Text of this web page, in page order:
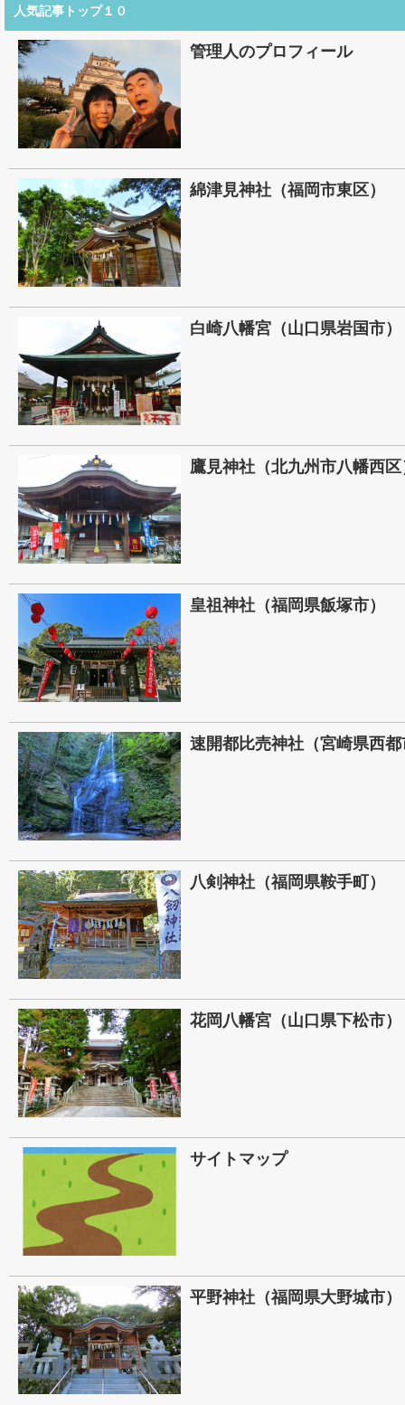
人気記事トップ１０
管理人のプロフィール
綿津見神社（福岡市東区）
白崎八幡宮（山口県岩国市）
鷹見神社（北九州市八幡西区
皇祖神社（福岡県飯塚市）
速開都比売神社（宮崎県西
八剣神社（福岡県鞍手町）
花岡八幡宮（山口県下松市）
サイトマップ
平野神社（福岡県大野城市）